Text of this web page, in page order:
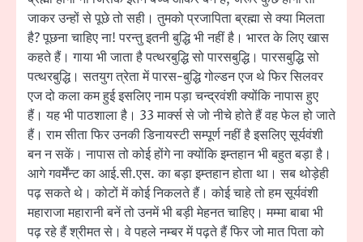
जाकर उन्हों से पूछे तो सही। तुमको प्रजापिता ब्रह्मा से क्या मिलता
है? पूछना चाहिए ना! परन्तु इतनी बुद्धि भी नहीं है। भारत के लिए खास
कहते हैं। गाया भी जाता है पत्थरबुद्धि सो पारसबुद्धि। पारसबुद्धि सो
पत्थरबुद्धि। सतयुग त्रेता में पारस-बुद्धि गोल्डन एज थे फिर सिलवर
एज दो कला कम हुई इसलिए नाम पड़ा चन्द्रवंशी क्योंकि नापास हुए
हैं। यह भी पाठशाला है। 33 मार्क्स से जो नीचे होते हैं वह फेल हो जाते
हैं। राम सीता फिर उनकी डिनायस्टी सम्पूर्ण नहीं है इसलिए सूर्यवंशी
बन न सकें। नापास तो कोई होंगे ना क्योंकि इम्तहान भी बहुत बड़ा है।
आगे गवर्मेंन्ट का आई.सी.एस. का बड़ा इम्तहान होता था। सब थोड़ेही
पढ़ सकते थे। कोटों में कोई निकलते हैं। कोई चाहे तो हम सूर्यवंशी
महाराजा महारानी बनें तो उनमें भी बड़ी मेहनत चाहिए। मम्मा बाबा भी
पढ़ रहे हैं श्रीमत से। वे पहले नम्बर में पढ़ते हैं फिर जो मात पिता को